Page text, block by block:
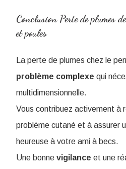
Conclusion Perte de plumes
et poules
La perte de plumes chez le
problème complexe qui
multidimensionnelle.
Vous contribuez activement à
problème cutané et à assurer
heureuse à votre ami à becs.
Une bonne vigilance et une